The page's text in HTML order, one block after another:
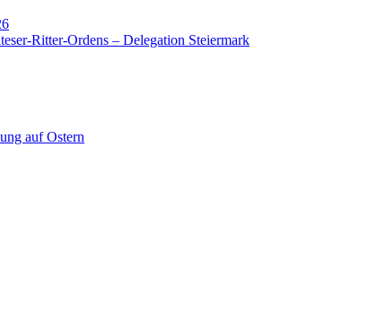
Ritter-Ordens – Delegation Steiermark
auf Ostern